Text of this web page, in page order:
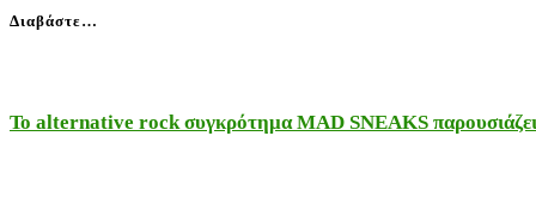
Διαβάστε…
Το alternative rock συγκρότημα MAD SNEAKS